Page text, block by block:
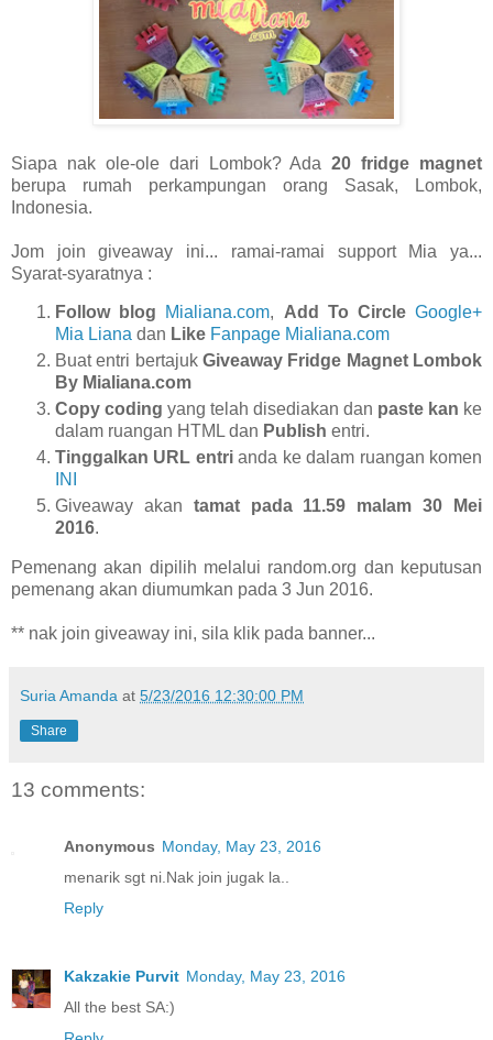
Siapa nak ole-ole dari Lombok? Ada20 fridge magnet
berupa rumah perkampungan orang Sasak, Lombok,
Indonesia.
Jom join giveaway ini... ramai-ramai support Mia ya...
Syarat-syaratnya :
Follow blog Mialiana.com, Add To Circle Google+
Mia Liana dan Like Fanpage Mialiana.com
Buat entri bertajuk Giveaway Fridge Magnet Lombok
By Mialiana.com
Copy coding yang telah disediakan dan paste kan ke
dalam ruangan HTML dan Publish entri.
Tinggalkan URL entrianda ke dalam ruangan komen
INI
Giveaway akan tamat pada 11.59 malam 30 Mei
2016.
Pemenang akan dipilih melalui random.org dan keputusan
pemenang akan diumumkan pada 3 Jun 2016.
** nak join giveaway ini, sila klik pada banner...
Suria Amanda at 5/23/2016 12:30:00 PM
Share
13 comments:
Anonymous Monday, May 23, 2016
menarik sgt ni.Nak join jugak la..
Reply
Kakzakie Purvit Monday, May 23, 2016
All the best SA:)